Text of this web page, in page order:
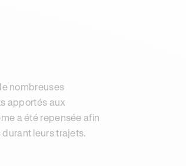
nombreuses
apportés aux
a été repensée afin
leurs trajets.